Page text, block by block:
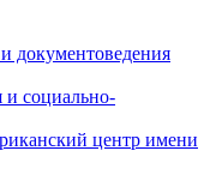
документоведения
и социально-
центр имени